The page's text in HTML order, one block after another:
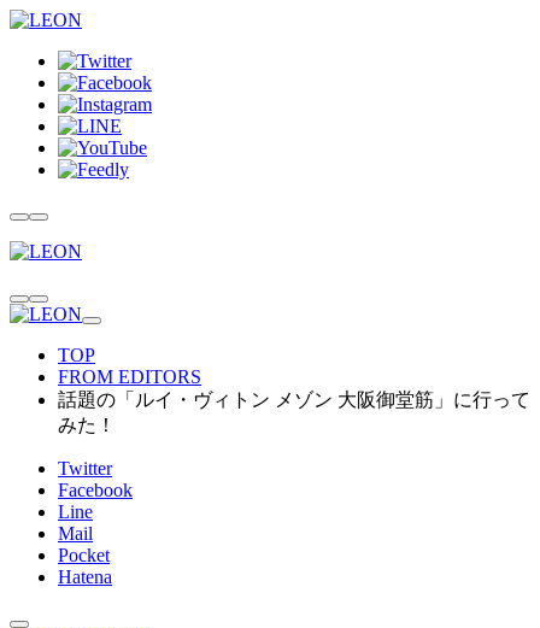
TOP
FROM EDITORS
話題の「ルイ・ヴィトン メゾン 大阪御堂筋」に行って
みた！
Twitter
Facebook
Line
Mail
Pocket
Hatena